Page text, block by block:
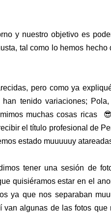
y nuestro objetivo es
tal como lo hemos hecho
pero como ya
tenido variaciones;
muchas cosas ricas
el título profesional de
estado muuuuuy
tener una sesión de
quisiéramos estar en el
ya que nos separaban
van algunas de las fotos que